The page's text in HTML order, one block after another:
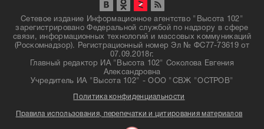
Сетевое издание Информационное агентство "Высота 102"
зарегистрировано Федеральной службой по надзору в сфере
связи, информационных технологий и массовых коммуникаций
(Роскомнадзор). Регистрационный номер Эл № ФС77-73619 от
07.09.2018г.
Главный редактор ИА "Высота 102" Соколова Евгения
Александровна
Учредитель ИА "Высота 102" - ООО "СВЖ "ОСТРОВ"
Политика конфиденциальности
Правила использования, перепечатки и цитирования материалов